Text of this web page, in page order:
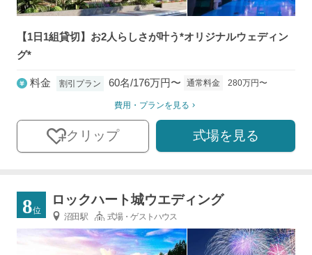
【1日1組貸切】お2人らしさが叶う*オリジナルウェディン
グ*
料金 割引プラン 60名/176万円〜 通常料金 280万円〜
費用・プランを見る
クリップ 式場を見る
8位
ロックハート城ウエディング
沼田駅 式場・ゲストハウス